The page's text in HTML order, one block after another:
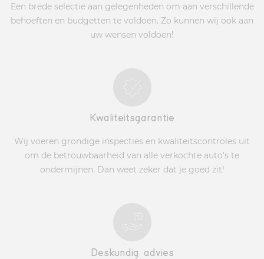
Een brede selectie aan gelegenheden om aan verschillende
behoeften en budgetten te voldoen. Zo kunnen wij ook aan
uw wensen voldoen!
Kwaliteitsgarantie
Wij voeren grondige inspecties en kwaliteitscontroles uit
om de betrouwbaarheid van alle verkochte auto's te
ondermijnen. Dan weet zeker dat je goed zit!
Deskundig advies